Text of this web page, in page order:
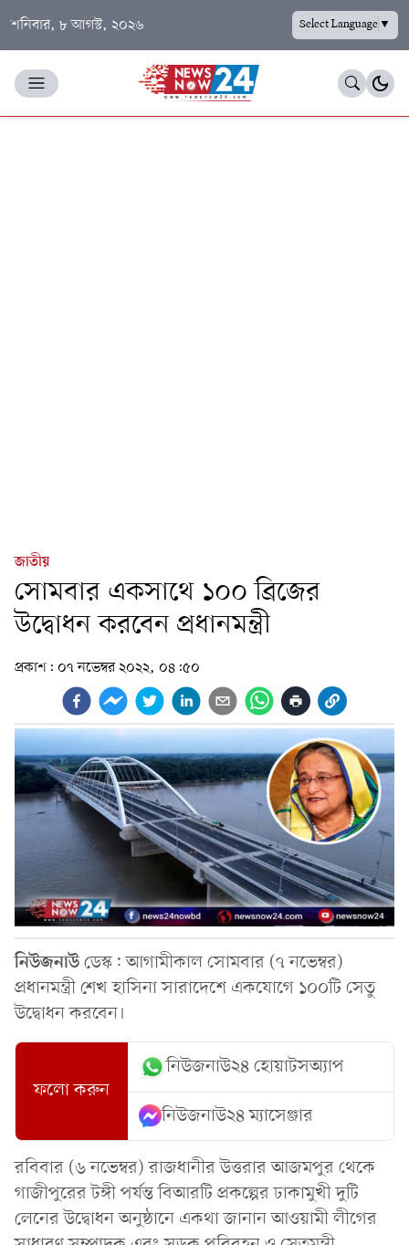
শনিবার, ৮ আগস্ট, ২০২৬ Select Language▼
জাতীয়
সোমবার একসাথে ১০০ ব্রিজের
উদ্বোধন করবেন প্রধানমন্ত্রী
প্রকাশ: ০৭ নভেম্বর ২০২২, ০৪:৫০
নিউজনাউডেস্ক: আগামীকাল সোমবার (৭ নভেম্বর)
প্রধানমন্ত্রী শেখ হাসিনা সারাদেশে একযোগে ১০০টি সেতু
উদ্বোধন করবেন।
ফলো করুন
নিউজনাউ২৪ হোয়াটসঅ্যাপ
নিউজনাউ২৪ ম্যাসেঞ্জার
রবিবার (৬ নভেম্বর) রাজধানীর উত্তরার আজমপুর থেকে
গাজীপুরের টঙ্গী পর্যন্ত বিআরটি প্রকল্পের ঢাকামুখী দুটি
লেনের উদ্বোধন অনুষ্ঠানে একথা জানান আওয়ামী লীগের